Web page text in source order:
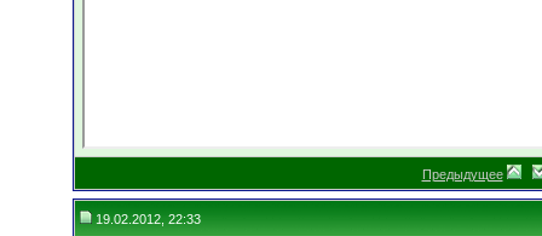
Предыдущее
19.02.2012, 22:33